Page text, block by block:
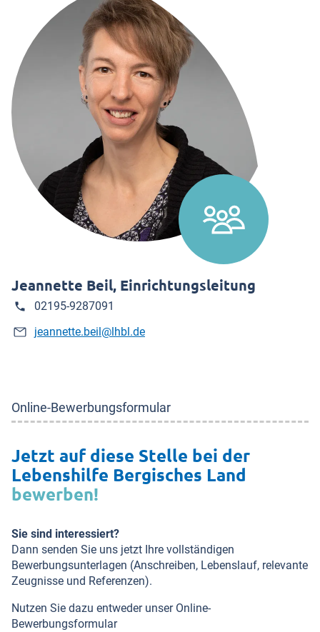
Jeannette Beil, Einrichtungsleitung
02195-9287091
jeannette.beil@lhbl.de
Online-Bewerbungsformular
Jetzt auf diese Stelle bei der
Lebenshilfe Bergisches Land
bewerben!
Sie sind interessiert?
Dann senden Sie uns jetzt Ihre vollständigen
Bewerbungsunterlagen (Anschreiben, Lebenslauf, relevante
Zeugnisse und Referenzen).
Nutzen Sie dazu entweder unser Online-
Bewerbungsformular